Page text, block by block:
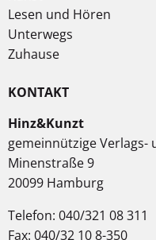
Lesen und Hören
Unterwegs
Zuhause
KONTAKT
Hinz&Kunzt
gemeinnützige Verlags-
Minenstraße 9
20099 Hamburg
Telefon: 040/321 08 311
Fax: 040/32 10 8-350